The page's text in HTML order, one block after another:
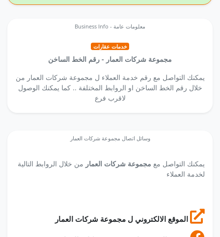
Business Info - معلومات عامة
خدمات عقارات
مجموعة شركات العمار - رقم الخط الساخن
يمكنك التواصل مع رقم خدمة العملاء ل مجموعة شركات العمار من
خلال رقم الخط الساخن او الروابط المختلفة .. كما يمكنك الوصول
لاقرب فرع
وسائل اتصال مجموعة شركات العمار
يمكنك التواصل مع مجموعة شركات العمار من خلال الروابط التالية
لخدمة العملاء